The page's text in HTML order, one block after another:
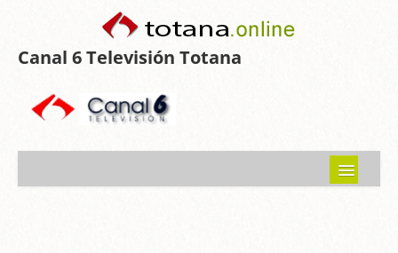
Canal 6 Televisión Totana